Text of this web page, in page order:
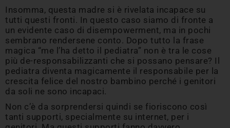
Insomma, questa madre si è rivelata incapace su
tutti questi fronti. In questo caso siamo di fronte a
un evidente caso di disempowerment, ma in pochi
sembrano rendersene conto. Dopo tutto la frase
magica “me l’ha detto il pediatra” non è tra le cose
più de-responsabilizzanti che si possano pensare? Il
pediatra diventa magicamente il responsabile per la
crescita felice del nostro bambino perché i genitori
da soli ne sono incapaci.
Non c’è da sorprendersi quindi se fioriscono così
tanti supporti, specialmente su internet, per i